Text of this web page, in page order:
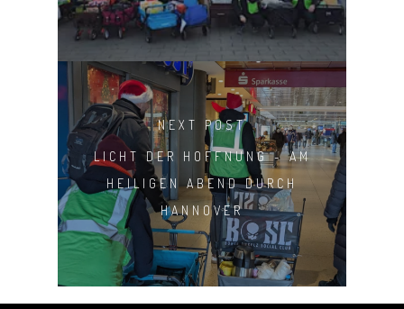
NEXT POST
LICHT DER HOFFNUNG - AM
HEILIGEN ABEND DURCH
HANNOVER